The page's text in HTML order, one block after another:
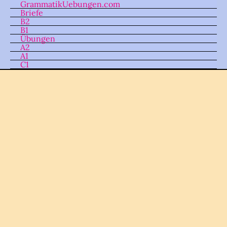
Skip
content
GrammatikUebungen.com
Briefe
B2
B1
Übungen
A2
A1
C1